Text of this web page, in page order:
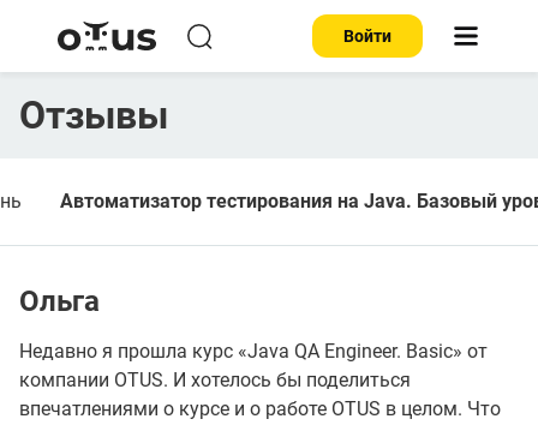
Войти
Отзывы
Автоматизатор тестирования на Java. Базовый
Ольга
Недавно я прошла курс «Java QA Engineer. Basic» от
компании OTUS. И хотелось бы поделиться
впечатлениями о курсе и о работе OTUS в целом. Что